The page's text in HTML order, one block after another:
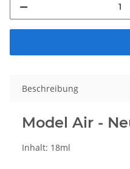
Beschreibung
Model Air -
Inhalt: 18ml